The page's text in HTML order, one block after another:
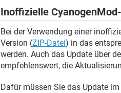
Inoffizielle
Bei der Verwendung einer
Version (ZIP-Datei) in das
werden. Auch das Update über
empfehlenswert, die
Dafür müssen Sie das Update